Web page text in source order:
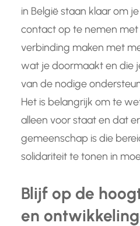
in België staan klaar om
contact op te nemen met
verbinding maken met
wat je doormaakt en die
van de nodige
Het is belangrijk om te
alleen voor staat en dat
gemeenschap is die
solidariteit te tonen in
Blijf op de
en